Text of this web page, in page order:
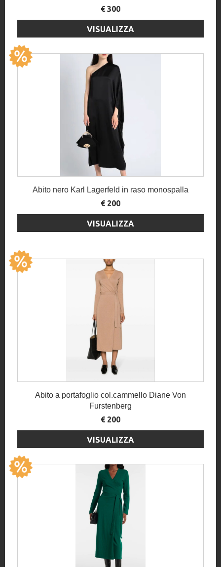
€ 300
VISUALIZZA
Abito nero Karl Lagerfeld in raso monospalla
€ 200
VISUALIZZA
Abito a portafoglio col.cammello Diane Von
Furstenberg
€ 200
VISUALIZZA